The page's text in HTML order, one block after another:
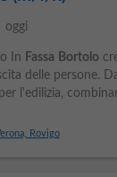
oggi
In Fassa Bortolo
delle persone.
l'edilizia,
Rovigo